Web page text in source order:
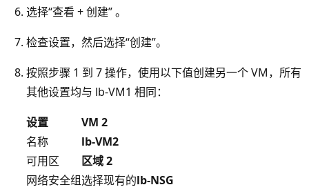
选择“查看 + 创建” 。
检查设置，然后选择“创建”。
按照步骤 1 到 7 操作，使用以下值创建另一个 VM，所有
其他设置均与 lb-VM1 相同：
设置
VM 2
名称
lb-VM2
可用区
区域 2
网络安全组选择现有的lb-NSG